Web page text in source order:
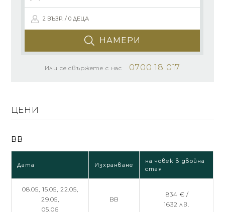
2 ВЪЗР. / 0 ДЕЦА
НАМЕРИ
Или се свържете с нас 0700 18 017
ЦЕНИ
BB
Дата Изхранване
на човек в двойна
стая
08.05, 15.05, 22.05,
29.05,
05.06
BB
834 € /
1632 лв.